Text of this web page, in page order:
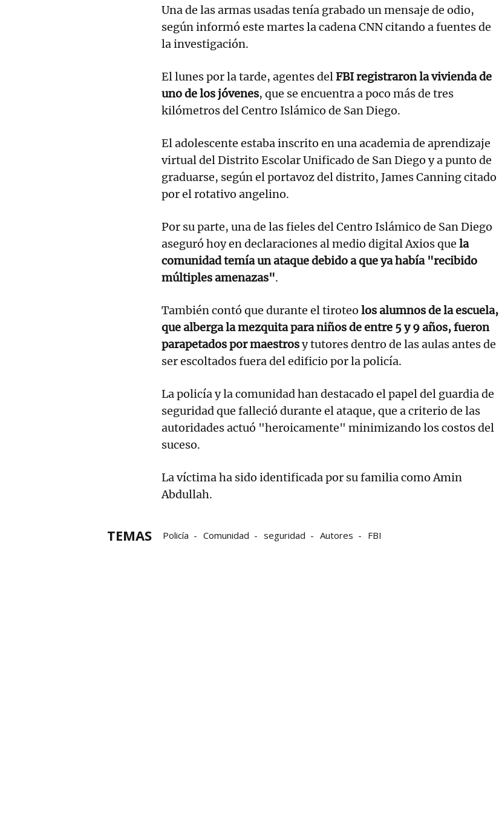
Una de las armas usadas tenía grabado un mensaje de odio,
según informó este martes la cadena CNN citando a fuentes de
la investigación.
El lunes por la tarde, agentes delFBI registraron la vivienda de
uno de los jóvenes, que se encuentra a poco más de tres
kilómetros del Centro Islámico de San Diego.
El adolescente estaba inscrito en una academia de aprendizaje
virtual del Distrito Escolar Unificado de San Diego y a punto de
graduarse, según el portavoz del distrito, James Canning citado
por el rotativo angelino.
Por su parte, una de las fieles del Centro Islámico de San Diego
aseguró hoy en declaraciones al medio digital Axios que la
comunidad temía un ataque debido a que ya había "recibido
múltiples amenazas".
También contó que durante el tiroteo los alumnos de la escuela,
que alberga la mezquita para niños de entre 5 y 9 años, fueron
parapetados por maestrosy tutores dentro de las aulas antes de
ser escoltados fuera del edificio por la policía.
La policía y la comunidad han destacado el papel del guardia de
seguridad que falleció durante el ataque, que a criterio de las
autoridades actuó "heroicamente" minimizando los costos del
suceso.
La víctima ha sido identificada por su familia como Amin
Abdullah.
TEMAS Policía Comunidad seguridad Autores FBI